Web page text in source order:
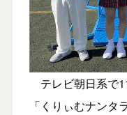
テレビ朝日系で
「くりぃむナン